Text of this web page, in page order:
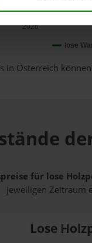
lose
2026
Österreich
für lose
jeweiligen Zeitraum
Lose